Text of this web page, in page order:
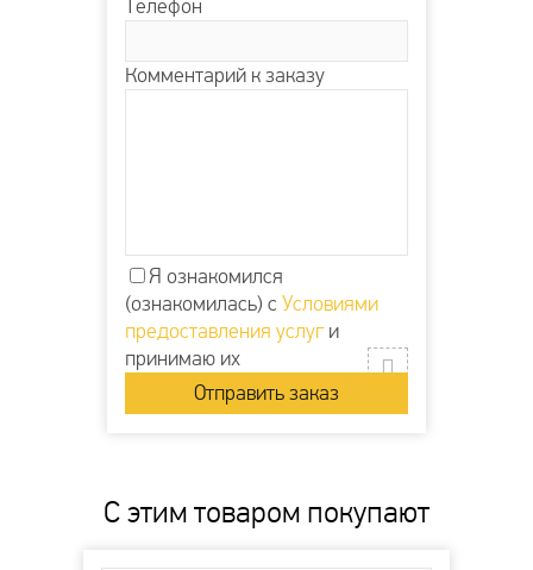
Телефон
Комментарий к заказу
Я ознакомился
(ознакомилась) с Условиями
предоставления услуги
принимаю их
С этим товаром покупают